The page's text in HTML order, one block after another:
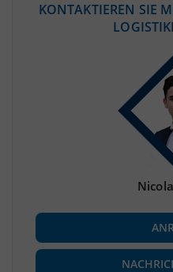
(STAND: 12/
(Landkreis / Kreisfreie Stadt)
BESCHÄFTIGUNG
Beschäftigte
(Landkreis / Kreisfreie Stadt)
KONTAKTIEREN SIE